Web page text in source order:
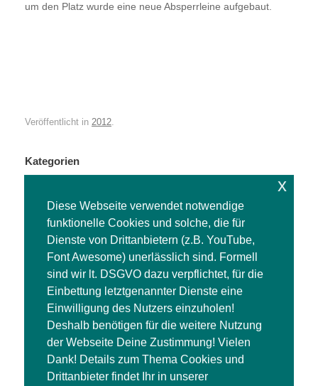
um den Platz wurde eine neue Absperrleine aufgebaut.
Veröffentlicht in 2012
Kategorien
Vereinsflugtag 16. Mai
Arbeitseinsatz 18.04.2026
Freizeitmesse „Treffpunkt Modellbau“
Weihnachtsessen in der Essbar Beelitz
Diese Webseite verwendet notwendige
funktionelle Cookies und solche, die für
Dienste von Drittanbietern (z.B. YouTube,
Font Awesome) unerlässlich sind. Formell
sind wir lt. DSGVO dazu verpflichtet, für die
Einbettung letztgenannter Dienste eine
Einwilligung des Nutzers einzuholen!
Deshalb benötigen für die weitere Nutzung
der Webseite Deine Zustimmung! Vielen
Dank! Details zum Thema Cookies und
Drittanbieter findet Ihr in unserer
x